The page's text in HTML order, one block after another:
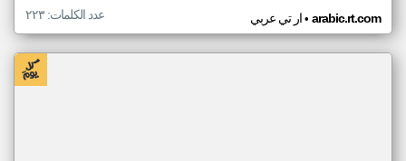
ار تي عربي• arabic.rt.com عدد الكلمات: ٢٢٣